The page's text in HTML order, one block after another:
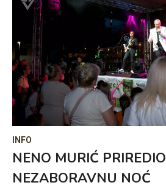
INFO
NENO MURIĆ PRIREDIO
NEZABORAVNU NOĆ